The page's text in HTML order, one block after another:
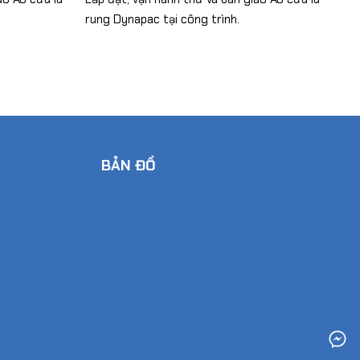
rung Dynapac tại công trình.
BẢN ĐỒ